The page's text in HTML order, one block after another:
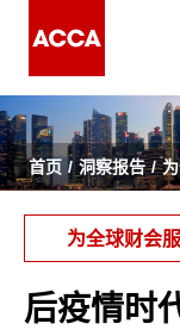
首页 洞察报告
为全球财会
后疫情时